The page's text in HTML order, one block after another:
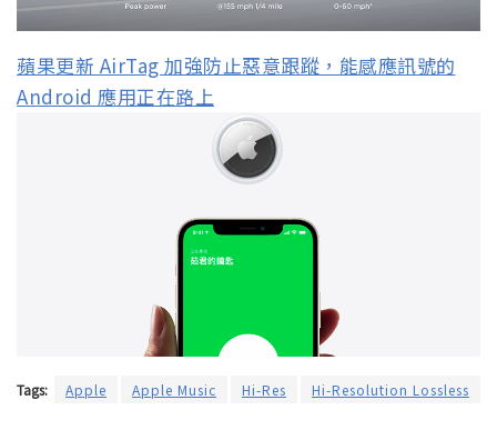
蘋果更新 AirTag 加強防止惡意跟蹤，能感應訊號的
Android 應用正在路上
Tags: Apple Apple Music Hi-Res Hi-Resolution Lossless